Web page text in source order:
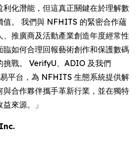
化潛能，但這真正關鍵在於理解數
值。 我們與 NFHITS 的緊密合作蘊
推廣商及活動產業創造年度經常性
臨如何合理回報藝術創作和保護數碼
挑戰。 VerifyU、ADIO 及我們
平台，為 NFHITS 生態系統提供解
與合作夥伴攜手革新行業，並在獨特
收益來源。」